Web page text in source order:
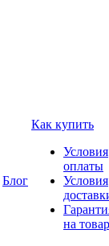
Блог
Как купить
Условия
оплаты
Условия
на товар